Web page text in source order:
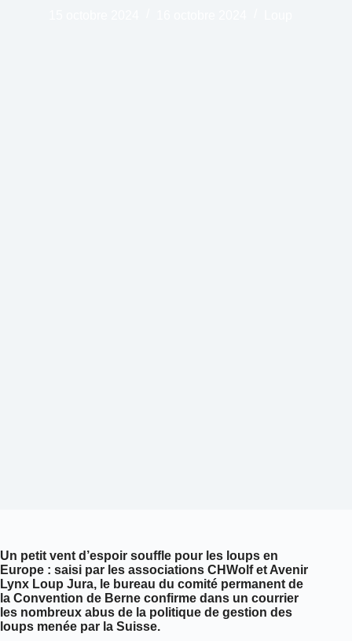
Un petit vent d’espoir souffle pour les loups en
Europe : saisi par les associations CHWolf et Avenir
Lynx Loup Jura, le bureau du comité permanent de
la Convention de Berne confirme dans un courrier
les nombreux abus de la politique de gestion des
loups menée par la Suisse.